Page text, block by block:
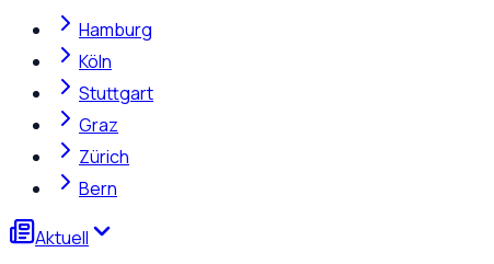
Hamburg
Köln
Stuttgart
Graz
Zürich
Bern
Aktuell